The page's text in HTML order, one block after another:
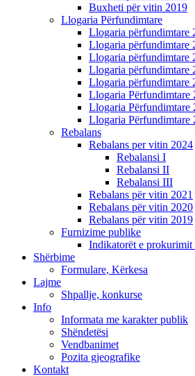
Buxheti për vitin 2019
Llogaria Përfundimtare
Llogaria përfundimtare
Llogaria përfundimtare
Llogaria përfundimtare
Llogaria përfundimtare
Llogaria përfundimtare
Llogaria Përfundimtare
Llogaria Përfundimtare
Llogaria Përfundimtare
Rebalans
Rebalans per vitin 2024
Rebalansi I
Rebalansi II
Rebalansi III
Rebalans për vitin 2021
Rebalans për vitin 2020
Rebalans për vitin 2019
Furnizime publike
Indikatorët e prokurimit
Shërbime
Formulare, Kërkesa
Lajme
Shpallje, konkurse
Info
Informata me karakter publik
Shëndetësi
Vendbanimet
Pozita gjeografike
Kontakt